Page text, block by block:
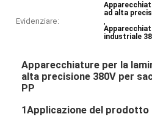
Evidenziare:
ad alta
,
industriale
Apparecchiature per la
alta precisione 380V per
PP
1Applicazione del prodotto